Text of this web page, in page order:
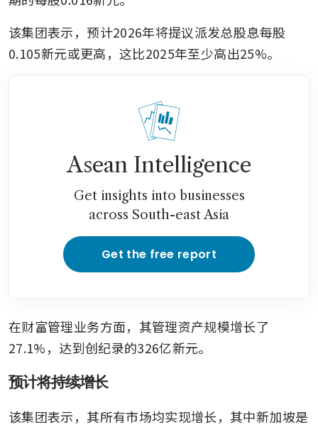
该集团表示，预计2026年将提议派发总股息每股
0.105新元或更高，这比2025年至少高出25%。
Asean Intelligence
Get insights into businesses
across South-east Asia
Get the free report
在财富管理业务方面，其管理资产规模增长了
27.1%，达到创纪录的326亿新元。
预计将持续增长
该集团表示，其所有市场均实现增长，其中新加坡是